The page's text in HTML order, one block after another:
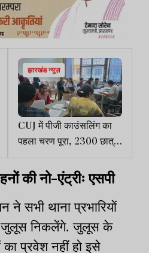
झारखंड न्यूज़
CUJ में पीजी काउंसलिंग का
पहला चरण पूरा, 2300 छात्रों
ने कराया दस्तावेज सत्यापन
की नो-एंट्रीः एसपी
ने सभी थाना प्रभारियों
जुलूस निकलेंगे. जुलूस के
का प्रवेश नहीं हो इसे